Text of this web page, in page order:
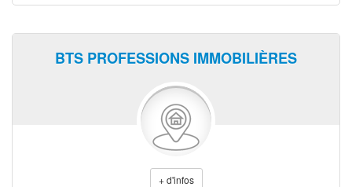
BTS PROFESSIONS IMMOBILIÈRES
+ d'infos